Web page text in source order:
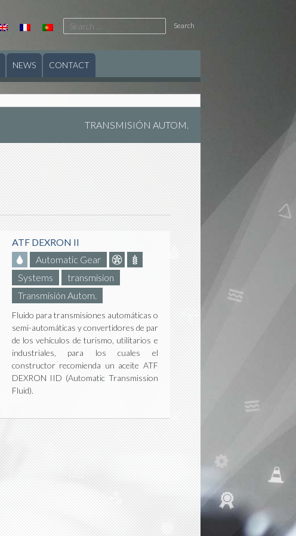
Search
for:
NEWS CONTACT
TRANSMISIÓN AUTOM.
ATF DEXRON II
Automatic Gear
Systems
transmision
Transmisión Autom.
Fluido para transmisiones automáticas o
semi-automáticas y convertidores de par
de los vehículos de turismo, utilitarios e
industriales, para los cuales el
constructor recomienda un aceite ATF
DEXRON IID (Automatic Transmission
Fluid).